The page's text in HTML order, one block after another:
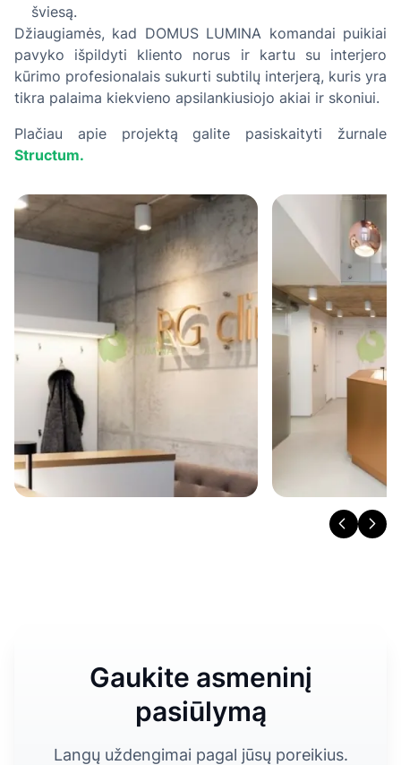
šviesą.
Džiaugiamės, kad DOMUS LUMINA komandai puikiai
pavyko išpildyti kliento norus ir kartu su interjero
kūrimo profesionalais sukurti subtilų interjerą, kuris yra
tikra palaima kiekvieno apsilankiusiojo akiai ir skoniui.
Plačiau apie projektą galite pasiskaityti žurnale
Structum.
Gaukite asmeninį
pasiūlymą
Langų uždengimai pagal jūsų poreikius.